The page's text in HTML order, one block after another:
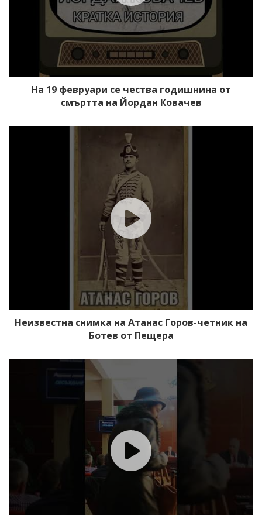
На 19 февруари се чества годишнина от
смъртта на Йордан Ковачев
Неизвестна снимка на Атанас Горов-четник на
Ботев от Пещера